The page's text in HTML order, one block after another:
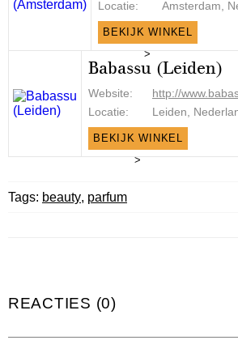
Locatie:
Amsterdam,
BEKIJK WINKEL
>
Babassu (Leiden)
Website:
http://
Locatie:
Leiden,
BEKIJK WINKEL
>
Tags: beauty, parfum
REACTIES (0)